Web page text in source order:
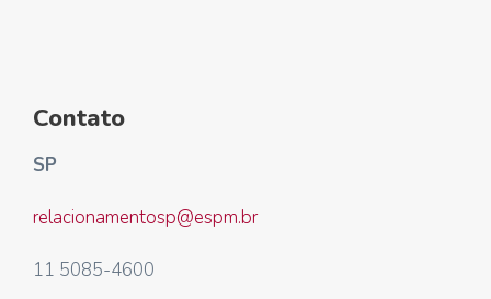
Contato
SP
relacionamentosp@espm.br
11 5085-4600